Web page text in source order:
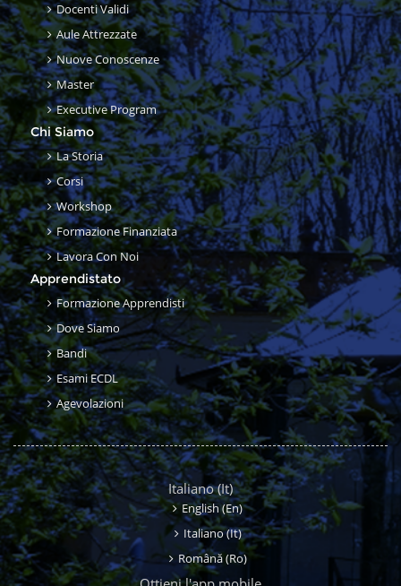
Docenti Validi
Aule Attrezzate
Nuove Conoscenze
Master
Executive Program
Chi Siamo
La Storia
Corsi
Workshop
Formazione Finanziata
Lavora Con Noi
Apprendistato
Formazione Apprendisti
Dove Siamo
Bandi
Esami ECDL
Agevolazioni
Italiano ‎(it)‎
English ‎(en)‎
Italiano ‎(it)‎
Română ‎(ro)‎